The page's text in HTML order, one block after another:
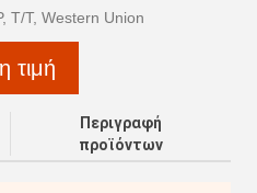
T/T, Western Union
τιμή
Περιγραφή
προϊόντων